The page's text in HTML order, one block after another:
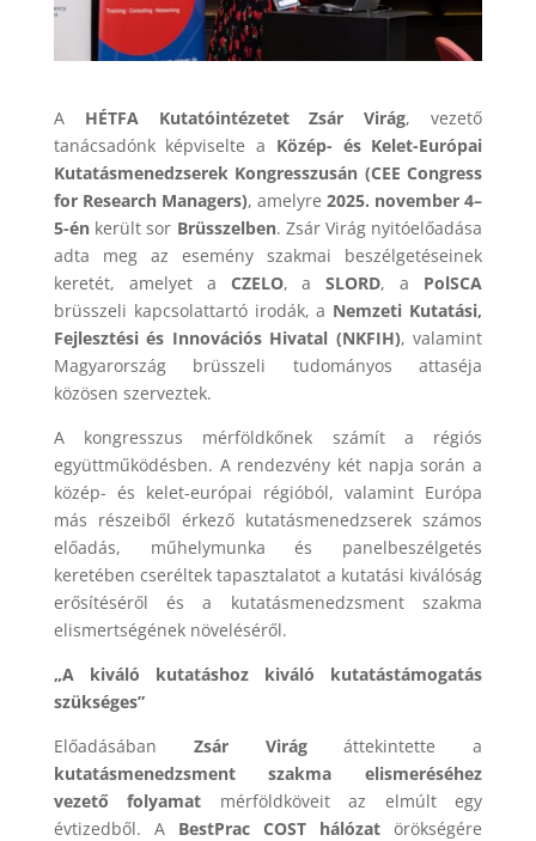
A HÉTFA Kutatóintézetet Zsár Virág, vezető
tanácsadónk képviselte a Közép- és Kelet-Európai
Kutatásmenedzserek Kongresszusán (CEE Congress
for Research Managers), amelyre2025. november 4–
5-énkerült sor Brüsszelben. Zsár Virág nyitóelőadása
adta meg az esemény szakmai beszélgetéseinek
keretét, amelyet a CZELO, aSLORD, a PolSCA
brüsszeli kapcsolattartó irodák, a Nemzeti Kutatási,
Fejlesztési és Innovációs Hivatal (NKFIH), valamint
Magyarország brüsszeli tudományos attaséja
közösen szerveztek.
A kongresszus mérföldkőnek számít a régiós
együttműködésben. A rendezvény két napja során a
közép- és kelet-európai régióból, valamint Európa
más részeiből érkező kutatásmenedzserek számos
előadás, műhelymunka és panelbeszélgetés
keretében cseréltek tapasztalatot a kutatási kiválóság
erősítéséről és a kutatásmenedzsment szakma
elismertségének növeléséről.
„A kiváló kutatáshoz kiváló kutatástámogatás
szükséges”
Előadásában Zsár Virágáttekintette a
kutatásmenedzsment szakma elismeréséhez
vezető folyamat mérföldköveit az elmúlt egy
évtizedből. A BestPrac COST hálózat örökségére